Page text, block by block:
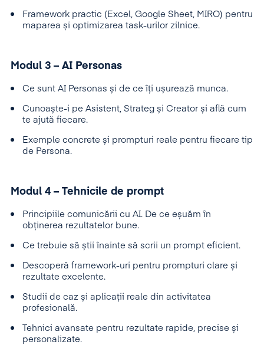
Framework practic (Excel, Google Sheet, MIRO) pentru
maparea și optimizarea task-urilor zilnice.
Modul 3 – AI Personas
Ce sunt AI Personas și de ce îți ușurează munca.
Cunoaște-i pe Asistent, Strateg și Creator și află cum
te ajută fiecare.
Exemple concrete și prompturi reale pentru fiecare tip
de Persona.
Modul 4 – Tehnicile de prompt
Principiile comunicării cu AI. De ce eșuăm în
obținerea rezultatelor bune.
Ce trebuie să știi înainte să scrii un prompt eficient.
Descoperă framework-uri pentru prompturi clare și
rezultate excelente.
Studii de caz și aplicații reale din activitatea
profesională.
Tehnici avansate pentru rezultate rapide, precise și
personalizate.